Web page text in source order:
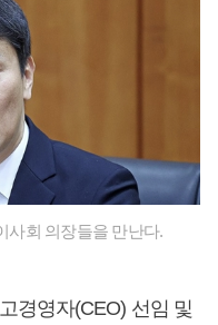
사회 의장들을 만난다.
경영자(CEO) 선임 및